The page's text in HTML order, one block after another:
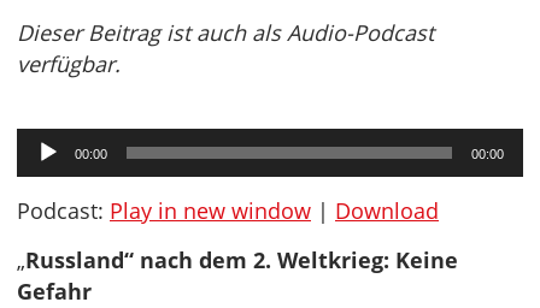
Dieser Beitrag ist auch als Audio-Podcast
verfügbar.
Audio-
Player
00:00 00:00
Podcast: Play in new window | Download
„Russland“ nach dem 2. Weltkrieg: Keine
Gefahr